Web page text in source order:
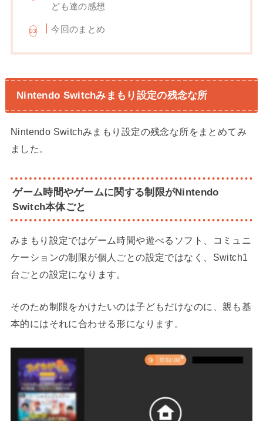
ども達の感想
今回のまとめ
Nintendo Switchみまもり設定の残念な所
Nintendo Switchみまもり設定の残念な所をまとめてみ
ました。
ゲーム時間やゲームに関する制限がNintendo
Switch本体ごと
みまもり設定ではゲーム時間や遊べるソフト、コミュニ
ケーションの制限が個人ごとの設定ではなく、Switch1
台ごとの設定になります。
そのため制限をかけたいのは子どもだけなのに、親も基
本的にはそれに合わせる形になります。